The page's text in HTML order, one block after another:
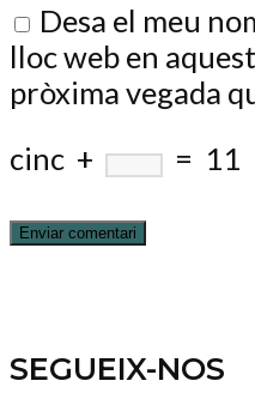
Desa el meu
lloc web en
pròxima vegada
cinc + = 11
SEGUEIX-NOS